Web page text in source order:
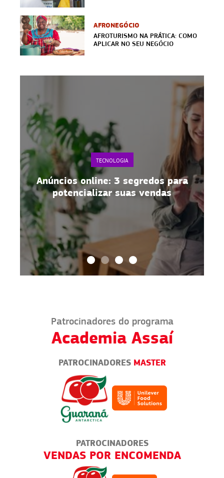
AFRONEGÓCIO
AFROTURISMO NA PRÁTICA: COMO
APLICAR NO SEU NEGÓCIO
TECNOLOGIA
Anúncios online: 3 segredos para
potencializar suas vendas
Patrocinadores do programa
Academia Assaí
PATROCINADORES MASTER
PATROCINADORES
VENDAS POR ENCOMENDA